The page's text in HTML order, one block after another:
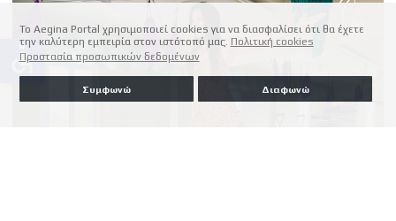
Το Aegina Portal χρησιμοποιεί cookies για να διασφαλίσει ότι θα έχετε
την καλύτερη εμπειρία στον ιστότοπό μας. Πολιτική cookies
Προστασία προσωπικών δεδομένων
Συμφωνώ Διαφωνώ
accessible